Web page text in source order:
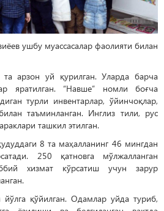
ушбу муассасалар фаолияти билан
арзон уй қурилган. Уларда барча
яратилган. “Навше” номли боғча
турли инвентарлар, ўйинчоқлар,
таъминланган. Инглиз тили, рус
ташкил этилган.
8 та маҳалланинг 46 мингдан
250 қатновга мўлжалланган
хизмат кўрсатиш учун зарур
қўйилган. Одамлар уйда туриб,